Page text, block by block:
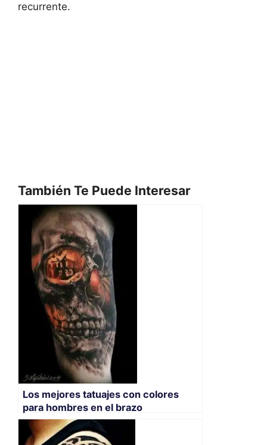
recurrente.
También Te Puede Interesar
Los mejores tatuajes con colores
para hombres en el brazo